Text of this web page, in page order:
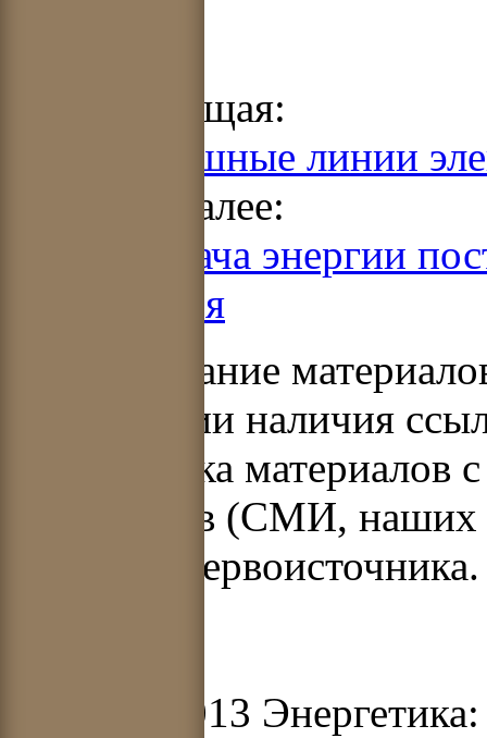
Предыдущая:
2.2. Воздушные линии
Читать далее:
2.4. Передача энергии
напряжения
Использование
при условии наличия
Перепечатка материалов
источников (СМИ, наших
указания первоисточника.
© 2012-2013